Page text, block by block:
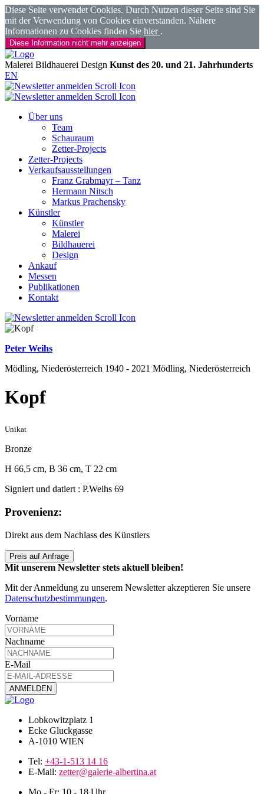
Diese Seite verwendet Cookies. Durch Nutzen dieser Seite sind Sie
mit der Verwendung von Cookies einverstanden. Nähere
Informationen zu Cookies finden Sie hier .
Diese Information nicht mehr anzeigen
Malerei Bildhauerei Design Kunst des 20. und 21. Jahrhunderts
EN
Über uns
Team
Schauraum
Zetter-Projects
Zetter-Projects
Verkaufsausstellungen
Franz Grabmayr – Tanz
Hermann Nitsch
Markus Prachensky
Künstler
Künstler
Malerei
Bildhauerei
Design
Ankauf
Messen
Publikationen
Kontakt
Peter Weihs
Mödling, Niederösterreich 1940 - 2021 Mödling, Niederösterreich
Kopf
Unikat
Bronze
H 66,5 cm, B 36 cm, T 22 cm
Signiert und datiert : P.Weihs 69
Provenienz:
Direkt aus dem Nachlass des Künstlers
Preis auf Anfrage
Mit unserem Newsletter stets aktuell bleiben!
Mit der Anmeldung zu unserem Newsletter akzeptieren Sie unsere
Datenschutzbestimmungen.
Vorname
Nachname
E-Mail
Lobkowitzplatz 1
Ecke Gluckgasse
A-1010 WIEN
Tel: +43-1-513 14 16
E-Mail: zetter@galerie-albertina.at
Mo - Fr: 10 - 18 Uhr